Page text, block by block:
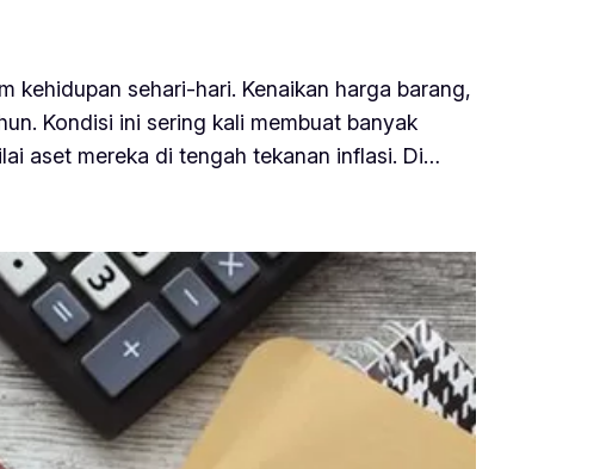
kehidupan sehari-hari. Kenaikan harga barang,
Kondisi ini sering kali membuat banyak
aset mereka di tengah tekanan inflasi. Di…